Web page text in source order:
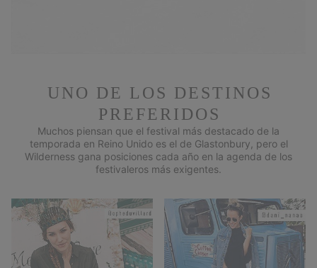
UNO DE LOS DESTINOS
PREFERIDOS
Muchos piensan que el festival más destacado de la
temporada en Reino Unido es el de Glastonbury, pero el
Wilderness gana posiciones cada año en la agenda de los
festivaleros más exigentes.